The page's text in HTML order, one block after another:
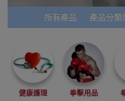
成立，由資深骨
科醫生研發。透
過制動止痛(固
定患處，防止因
擺動患處而誘發
痛楚; 牽引拉開
受壓神經，緩解
疼痛和改變力
所有產品 產品分類
健康護理 拳擊用品